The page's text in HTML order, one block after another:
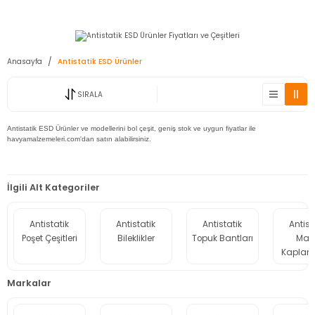
Anasayfa Antistatik ESD Ürünler
SIRALA
Antistatik ESD Ürünler ve modellerini bol çeşit, geniş stok ve uygun fiyatlar ile
havyamalzemeleri.com'dan satın alabilirsiniz.
İlgili Alt Kategoriler
Antistatik
Poşet Çeşitleri
Antistatik
Bileklikler
Antistatik
Topuk Bantları
Markalar